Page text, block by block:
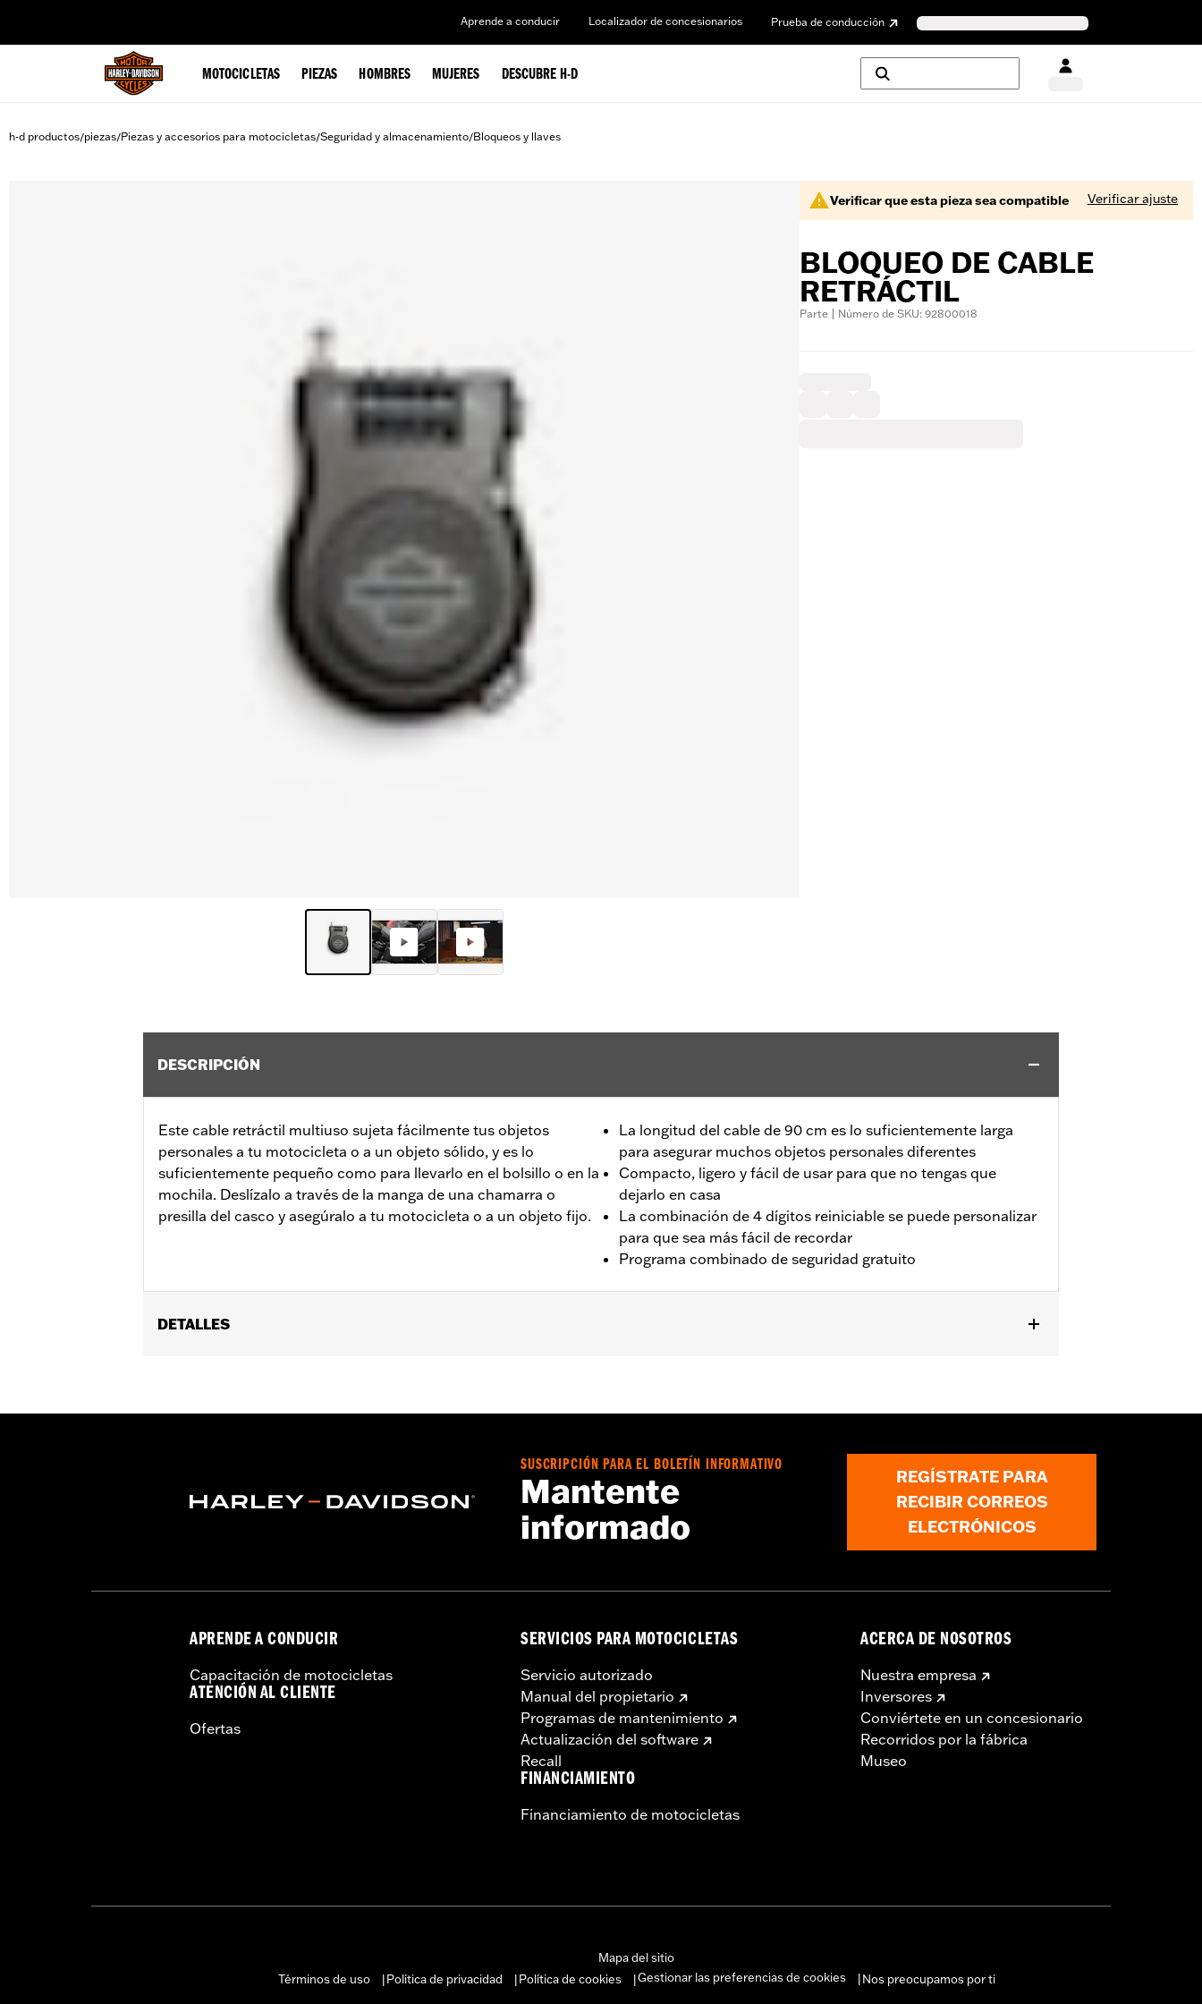
Aprende a conducir Localizador de concesionarios Prueba de conducción
MOTOCICLETAS PIEZAS HOMBRES MUJERES DESCUBRE H-D
h-d productos/piezas/Piezas y accesorios para motocicletas/Seguridad y almacenamiento/Bloqueos y llaves
Verificar que esta pieza sea compatible Verificar ajuste
BLOQUEO DE CABLE
RETRÁCTIL
Parte | Número de SKU: 92800018
DESCRIPCIÓN
Este cable retráctil multiuso sujeta fácilmente tus objetos
personales a tu motocicleta o a un objeto sólido, y es lo
suficientemente pequeño como para llevarlo en el bolsillo o en la
mochila. Deslízalo a través de la manga de una chamarra o
presilla del casco y asegúralo a tu motocicleta o a un objeto fijo.
La longitud del cable de 90 cm es lo suficientemente larga
para asegurar muchos objetos personales diferentes
Compacto, ligero y fácil de usar para que no tengas que
dejarlo en casa
La combinación de 4 dígitos reiniciable se puede personalizar
para que sea más fácil de recordar
Programa combinado de seguridad gratuito
DETALLES
vinRequerido:false
Remove lock before operating motorcycle. Failure to remove lock could result in death or serious injury.
SUSCRIPCIÓN PARA EL BOLETÍN INFORMATIVO
Mantente
informado
REGÍSTRATE PARA
RECIBIR CORREOS
ELECTRÓNICOS
APRENDE A CONDUCIR
Capacitación de motocicletas
ATENCIÓN AL CLIENTE
Ofertas
SERVICIOS PARA MOTOCICLETAS
Servicio autorizado
Manual del propietario
Programas de mantenimiento
Actualización del software
Recall
FINANCIAMIENTO
Financiamiento de motocicletas
ACERCA DE NOSOTROS
Nuestra empresa
Inversores
Conviértete en un concesionario
Recorridos por la fábrica
Museo
Mapa del sitio
Términos de uso
Política de privacidad Política de cookies Gestionar las preferencias de cookies Nos preocupamos por ti